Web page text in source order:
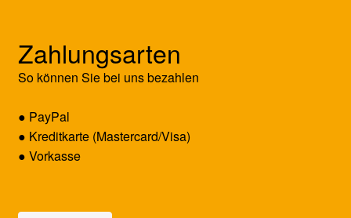
Zahlungsarten
So können Sie bei uns bezahlen
● PayPal
● Kreditkarte (Mastercard/Visa)
● Vorkasse